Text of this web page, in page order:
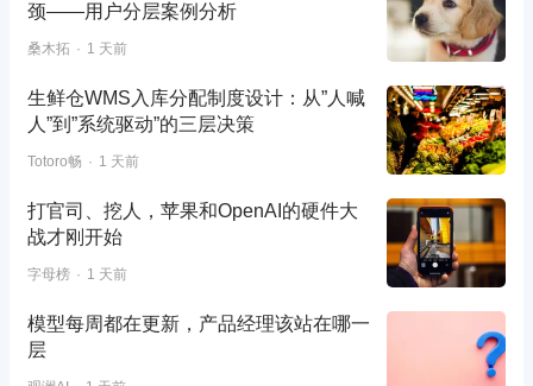
颈——用户分层案例分析
桑木拓 1 天前
生鲜仓WMS入库分配制度设计：从”人喊
人”到”系统驱动”的三层决策
Totoro畅 1 天前
打官司、挖人，苹果和OpenAI的硬件大
战才刚开始
字母榜 1 天前
模型每周都在更新，产品经理该站在哪一
层